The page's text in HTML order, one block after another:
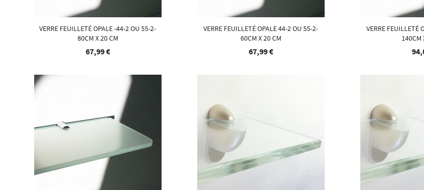
VERRE FEUILLETÉ OPALE -44-2 OU 55-2-
80CM X 20 CM
67,99 €
VERRE FEUILLETÉ OPALE 44-2 OU 55-2-
60CM X 20 CM
67,99 €
VERRE FEUILLETÉ
140CM